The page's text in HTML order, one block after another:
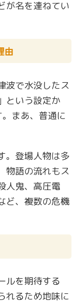
が名を連ねてい
由
波で水没したス
という設定か
まあ、普通に
。登場人物は多
物語の流れもス
人鬼、高圧電
ど、複数の危機
ルを期待する
れるため地味に